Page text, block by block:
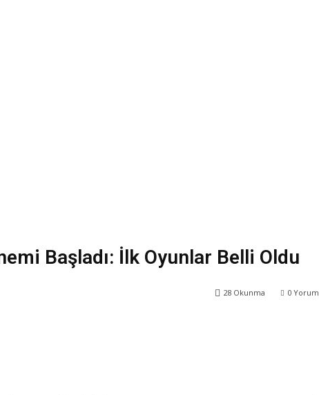
Başladı: İlk Oyunlar Belli Oldu
0 Yorum
28 Okunma